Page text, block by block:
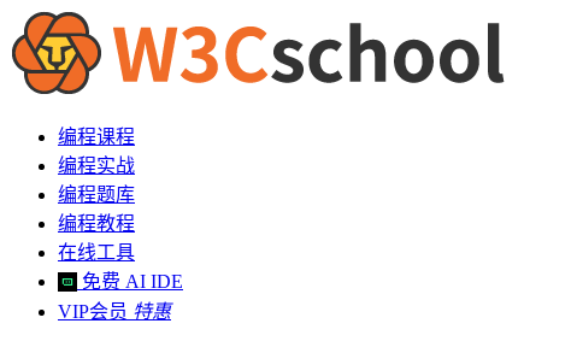
编程课程
编程实战
编程题库
编程教程
在线工具
免费 AI IDE
VIP会员 特惠